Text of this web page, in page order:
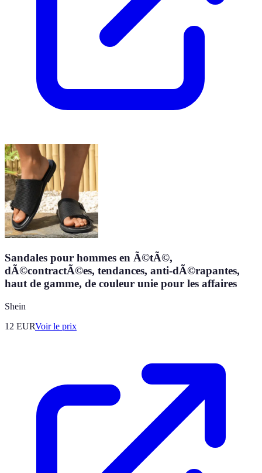
Sandales pour hommes en Ã©tÃ©,
dÃ©contractÃ©es, tendances, anti-dÃ©rapantes,
haut de gamme, de couleur unie pour les affaires
Shein
12 EURVoir le prix